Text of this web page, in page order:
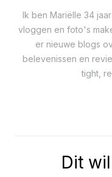
Ik ben Mariëlle 34
vloggen en foto's
er nieuwe blogs
belevenissen en
tight,
Dit